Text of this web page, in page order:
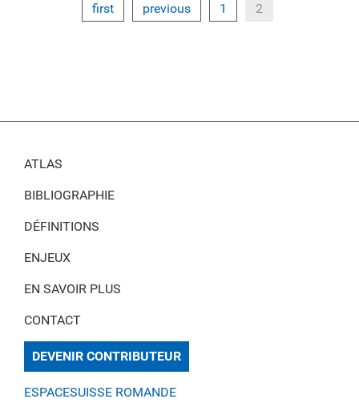
first previous 1 2
ATLAS
BIBLIOGRAPHIE
DÉFINITIONS
ENJEUX
EN SAVOIR PLUS
CONTACT
DEVENIR CONTRIBUTEUR
ESPACESUISSE ROMANDE